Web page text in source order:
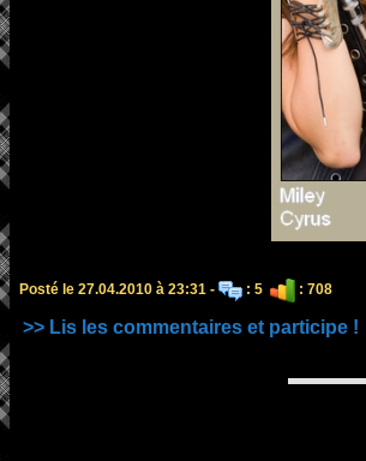
Posté le 27.04.2010 à 23:31 - : 5 : 708
>> Lis les commentaires et participe !